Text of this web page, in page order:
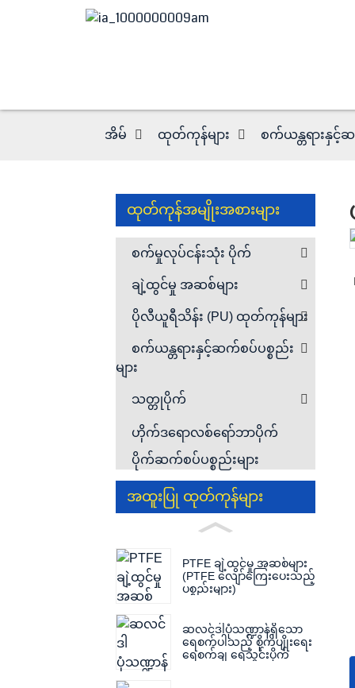
အိမ် ထုတ်ကုန်များ စက်ယန္တရားနှင့်ဆ
ထုတ်ကုန်အမျိုးအစားများ
စက်မှုလုပ်ငန်းသုံး ပိုက်
ချဲ့ထွင်မှု အဆစ်များ
ပိုလီယူရီသိန်း (PU) ထုတ်ကုန်များ
စက်ယန္တရားနှင့်ဆက်စပ်ပစ္စည်း
များ
သတ္တုပိုက်
ဟိုက်ဒရောလစ်ရော်ဘာပိုက်
ပိုက်ဆက်စပ်ပစ္စည်းများ
အထူးပြု ထုတ်ကုန်များ
PTFE ချဲ့ထွင်မှု အဆစ်များ
(PTFE လျော်ကြေးပေးသည့်
ပစ္စည်းများ)
ဆလင်ဒါပုံသဏ္ဍာန်ရှိသော
ရေစက်ပါသည့် စိုက်ပျိုးရေး
ရေစက်ချ ရေသွင်းပိုက်
Loading...
Loading...